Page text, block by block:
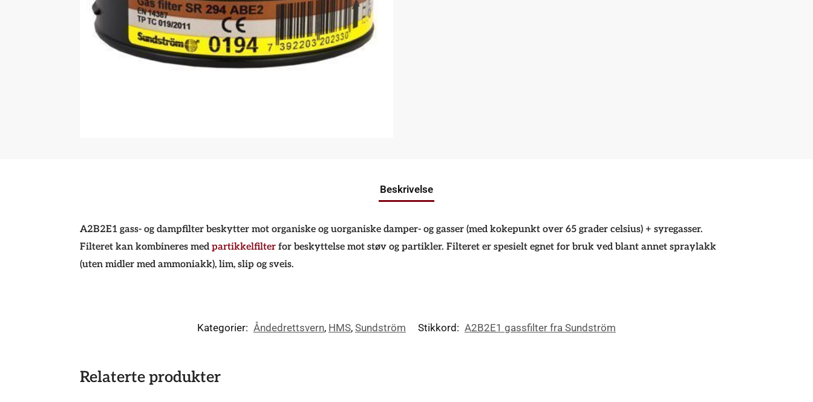
Beskrivelse
A2B2E1 gass- og dampfilter beskytter mot organiske og uorganiske damper- og gasser (med kokepunkt over 65 grader celsius) + syregasser.
Filteret kan kombineres med partikkelfilterfor beskyttelse mot støv og partikler. Filteret erspesieltegnet for bruk ved blant annet spraylakk
(uten midler med ammoniakk), lim, slip og sveis.
Kategorier: Åndedrettsvern, HMS, Sundström Stikkord: A2B2E1 gassfilter fra Sundström
Relaterte produkter